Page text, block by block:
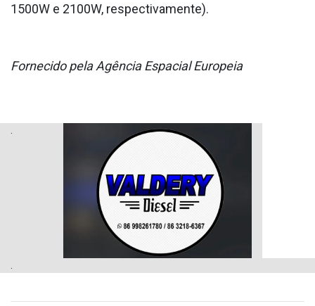
1500W e 2100W, respectivamente).
Fornecido pela Agência Espacial Europeia
.